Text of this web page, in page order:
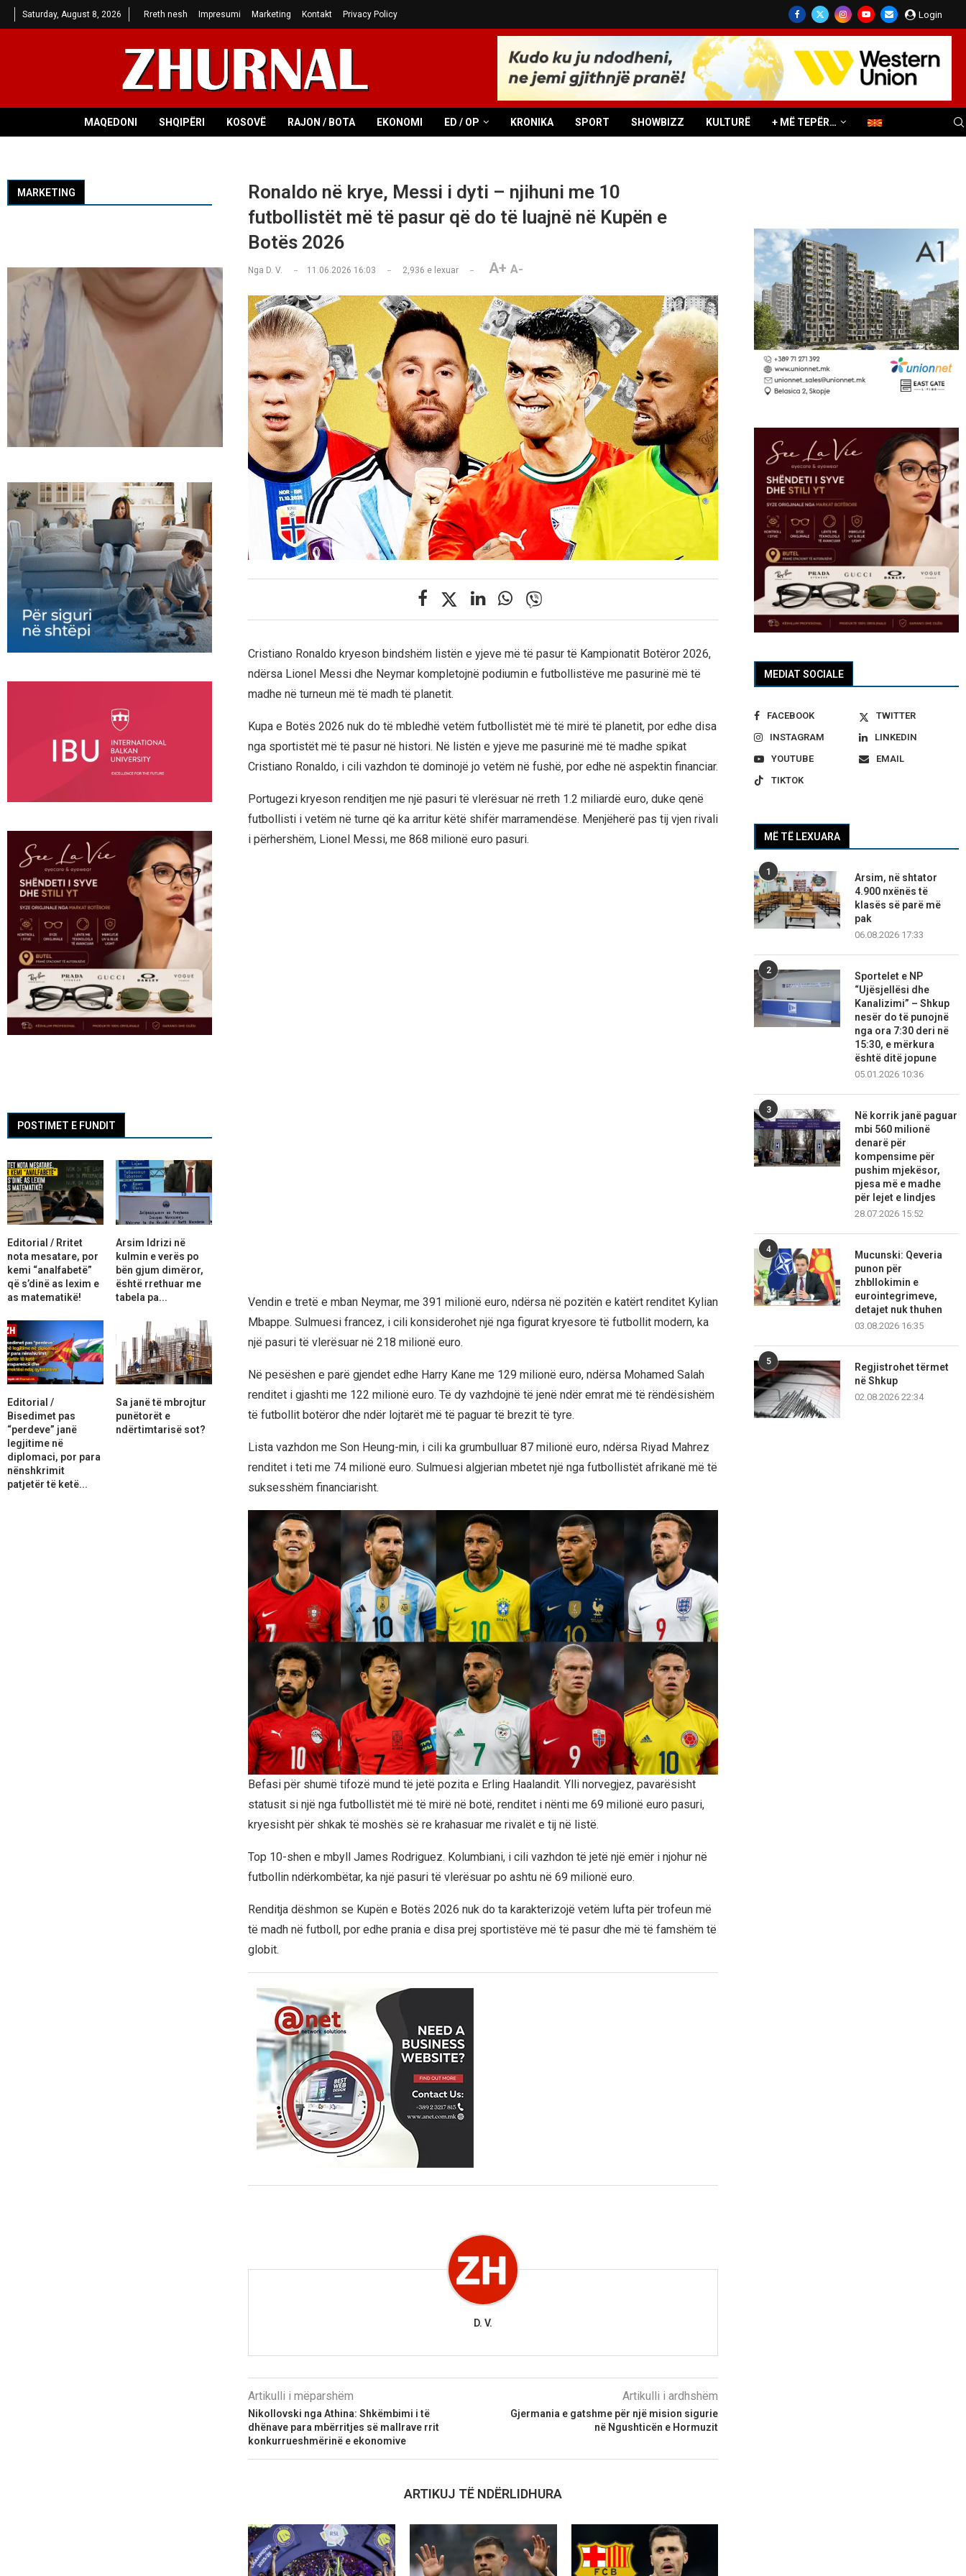
Saturday, August 8, 2026 Rreth nesh Impresumi Marketing Kontakt Privacy Policy Login
MAQEDONI SHQIPËRI KOSOVË RAJON / BOTA EKONOMI ED / OP KRONIKA SPORT SHOWBIZZ KULTURË + MË TEPËR…
Ronaldo në krye, Messi i dyti – njihuni me 10
futbollistët më të pasur që do të luajnë në Kupën e
Botës 2026
Nga D. V. 11.06.2026 16:03 2,936 e lexuar A+ A-
Cristiano Ronaldo kryeson bindshëm listën e yjeve më të pasur të Kampionatit Botëror 2026,
ndërsa Lionel Messi dhe Neymar kompletojnë podiumin e futbollistëve me pasurinë më të
madhe në turneun më të madh të planetit.
Kupa e Botës 2026 nuk do të mbledhë vetëm futbollistët më të mirë të planetit, por edhe disa
nga sportistët më të pasur në histori. Në listën e yjeve me pasurinë më të madhe spikat
Cristiano Ronaldo, i cili vazhdon të dominojë jo vetëm në fushë, por edhe në aspektin financiar.
Portugezi kryeson renditjen me një pasuri të vlerësuar në rreth 1.2 miliardë euro, duke qenë
futbollisti i vetëm në turne që ka arritur këtë shifër marramendëse. Menjëherë pas tij vjen rivali
i përhershëm, Lionel Messi, me 868 milionë euro pasuri.
Vendin e tretë e mban Neymar, me 391 milionë euro, ndërsa në pozitën e katërt renditet Kylian
Mbappe. Sulmuesi francez, i cili konsiderohet një nga figurat kryesore të futbollit modern, ka
një pasuri të vlerësuar në 218 milionë euro.
Në pesëshen e parë gjendet edhe Harry Kane me 129 milionë euro, ndërsa Mohamed Salah
renditet i gjashti me 122 milionë euro. Të dy vazhdojnë të jenë ndër emrat më të rëndësishëm
të futbollit botëror dhe ndër lojtarët më të paguar të brezit të tyre.
Lista vazhdon me Son Heung-min, i cili ka grumbulluar 87 milionë euro, ndërsa Riyad Mahrez
renditet i teti me 74 milionë euro. Sulmuesi algjerian mbetet një nga futbollistët afrikanë më të
suksesshëm financiarisht.
Befasi për shumë tifozë mund të jetë pozita e Erling Haalandit. Ylli norvegjez, pavarësisht
statusit si një nga futbollistët më të mirë në botë, renditet i nënti me 69 milionë euro pasuri,
kryesisht për shkak të moshës së re krahasuar me rivalët e tij në listë.
Top 10-shen e mbyll James Rodriguez. Kolumbiani, i cili vazhdon të jetë një emër i njohur në
futbollin ndërkombëtar, ka një pasuri të vlerësuar po ashtu në 69 milionë euro.
Renditja dëshmon se Kupën e Botës 2026 nuk do ta karakterizojë vetëm lufta për trofeun më
të madh në futboll, por edhe prania e disa prej sportistëve më të pasur dhe më të famshëm të
globit.
D. V.
Artikulli i mëparshëm
Nikollovski nga Athina: Shkëmbimi i të
dhënave para mbërritjes së mallrave rrit
konkurrueshmërinë e ekonomive
Artikulli i ardhshëm
Gjermania e gatshme për një mision sigurie
në Ngushticën e Hormuzit
ARTIKUJ TË NDËRLIDHURA
MEDIAT SOCIALE
FACEBOOK
TWITTER
INSTAGRAM
LINKEDIN
YOUTUBE
EMAIL
TIKTOK
MË TË LEXUARA
1
Arsim, në shtator
4.900 nxënës të
klasës së parë më
pak
06.08.2026 17:33
2
Sportelet e NP
“Ujësjellësi dhe
Kanalizimi” – Shkup
nesër do të punojnë
nga ora 7:30 deri në
15:30, e mërkura
është ditë jopune
05.01.2026 10:36
3
Në korrik janë paguar
mbi 560 milionë
denarë për
kompensime për
pushim mjekësor,
pjesa më e madhe
për lejet e lindjes
28.07.2026 15:52
4
Mucunski: Qeveria
punon për
zhbllokimin e
eurointegrimeve,
detajet nuk thuhen
03.08.2026 16:35
5
Regjistrohet tërmet
në Shkup
02.08.2026 22:34
MARKETING
POSTIMET E FUNDIT
Editorial / Rritet
nota mesatare, por
kemi “analfabetë”
që s’dinë as lexim e
as matematikë!
Arsim Idrizi në
kulmin e verës po
bën gjum dimëror,
është rrethuar me
tabela pa...
Editorial /
Bisedimet pas
“perdeve” janë
legjitime në
diplomaci, por para
nënshkrimit
patjetër të ketë...
Sa janë të mbrojtur
punëtorët e
ndërtimtarisë sot?